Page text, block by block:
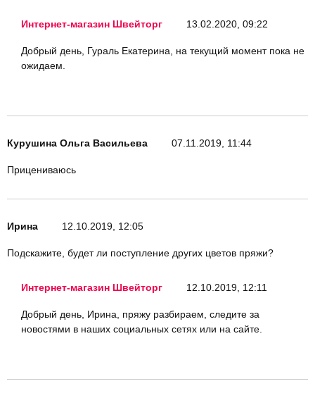
Интернет-магазин Швейторг 13.02.2020, 09:22
Добрый день, Гураль Екатерина, на текущий момент пока не
ожидаем.
Курушина Ольга Васильева 07.11.2019, 11:44
Прицениваюсь
Ирина 12.10.2019, 12:05
Подскажите, будет ли поступление других цветов пряжи?
Интернет-магазин Швейторг 12.10.2019, 12:11
Добрый день, Ирина, пряжу разбираем, следите за
новостями в наших социальных сетях или на сайте.